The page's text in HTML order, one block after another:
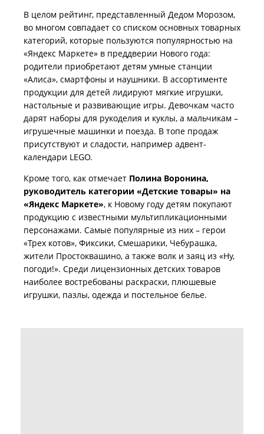
В целом рейтинг, представленный Дедом Морозом,
во многом совпадает со списком основных товарных
категорий, которые пользуются популярностью на
«Яндекс Маркете» в преддверии Нового года:
родители приобретают детям умные станции
«Алиса», смартфоны и наушники. В ассортименте
продукции для детей лидируют мягкие игрушки,
настольные и развивающие игры. Девочкам часто
дарят наборы для рукоделия и куклы, а мальчикам –
игрушечные машинки и поезда. В топе продаж
присутствуют и сладости, например адвент-
календари LEGO.
Кроме того, как отмечает Полина Воронина,
руководитель категории «Детские товары» на
«Яндекс Маркете», к Новому году детям покупают
продукцию с известными мультипликационными
персонажами. Самые популярные из них – герои
«Трех котов», Фиксики, Смешарики, Чебурашка,
жители Простоквашино, а также волк и заяц из «Ну,
погоди!». Среди лицензионных детских товаров
наиболее востребованы раскраски, плюшевые
игрушки, пазлы, одежда и постельное белье.